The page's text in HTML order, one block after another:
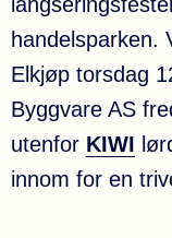
handelsparken.
Elkjøp torsdag
Byggvare AS
utenfor KIWI
innom for en